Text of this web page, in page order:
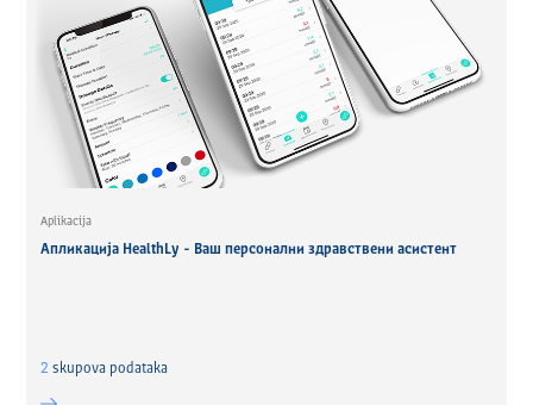
Aplikacija
Апликација HealthLy - Ваш персонални здравствени асистент
2 skupova podataka